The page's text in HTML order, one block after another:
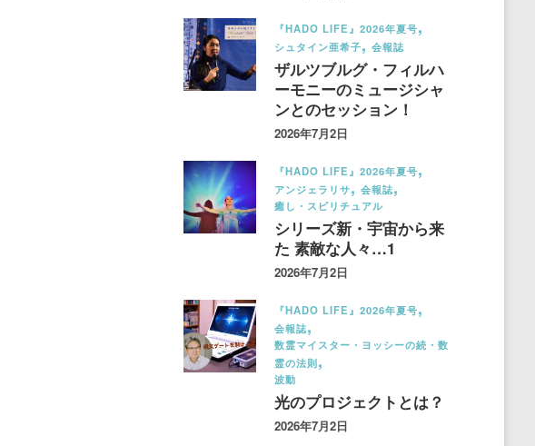
『HADO LIFE』2026年夏号
シュタイン亜希子
会報誌
ザルツブルグ・フィルハ
ーモニーのミュージシャ
ンとのセッション！
2026年7月2日
『HADO LIFE』2026年夏号
アンジェラリサ
会報誌
癒し・スピリチュアル
シリーズ新・宇宙から来
た 素敵な人々…1
2026年7月2日
『HADO LIFE』2026年夏号
会報誌
数霊マイスター・ヨッシーの続・数
霊の法則
波動
光のプロジェクトとは？
2026年7月2日